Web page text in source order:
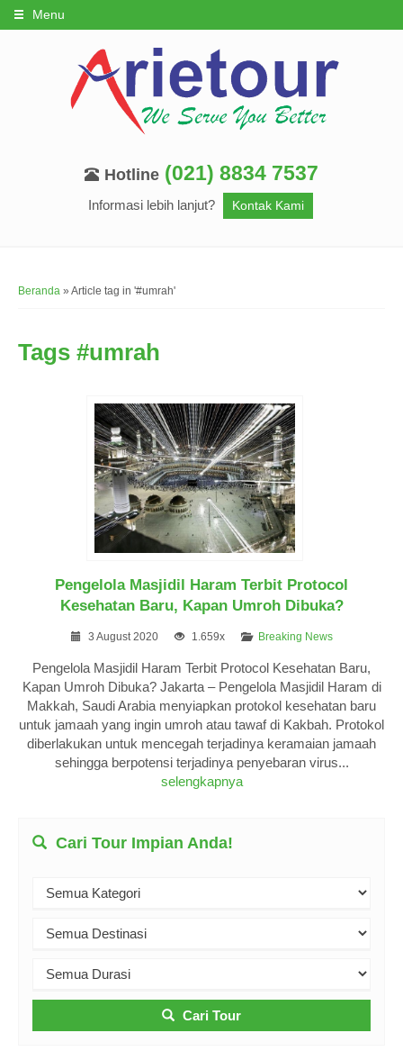
Menu
Hotline (021) 8834 7537
Informasi lebih lanjut? Kontak Kami
Beranda » Article tag in '#umrah'
Tags #umrah
Pengelola Masjidil Haram Terbit Protocol
Kesehatan Baru, Kapan Umroh Dibuka?
3 August 2020 1.659x Breaking News
Pengelola Masjidil Haram Terbit Protocol Kesehatan Baru,
Kapan Umroh Dibuka? Jakarta – Pengelola Masjidil Haram di
Makkah, Saudi Arabia menyiapkan protokol kesehatan baru
untuk jamaah yang ingin umroh atau tawaf di Kakbah. Protokol
diberlakukan untuk mencegah terjadinya keramaian jamaah
sehingga berpotensi terjadinya penyebaran virus...
selengkapnya
Cari Tour Impian Anda!
Cari Tour